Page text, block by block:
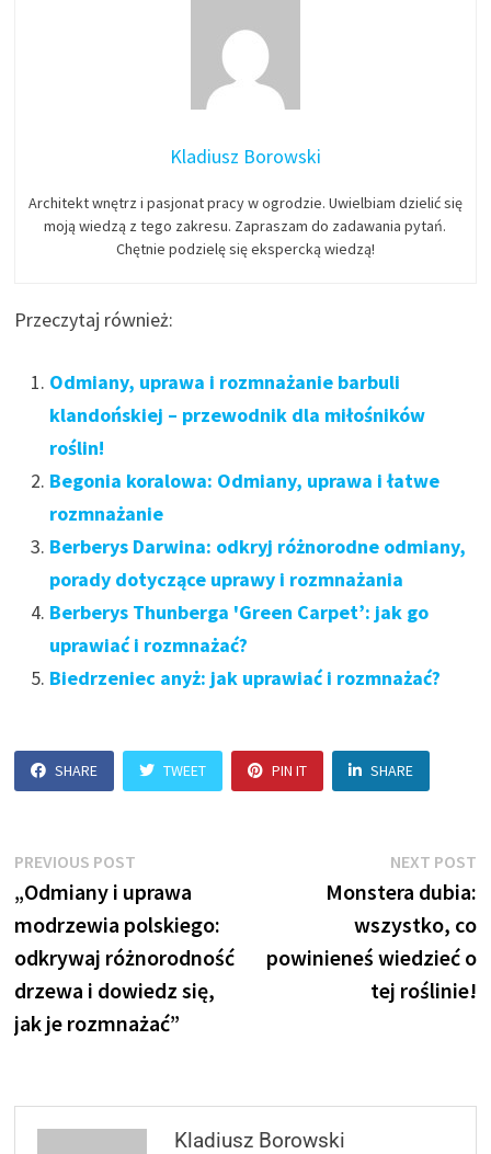
Kladiusz Borowski
Architekt wnętrz i pasjonat pracy w ogrodzie. Uwielbiam dzielić się
moją wiedzą z tego zakresu. Zapraszam do zadawania pytań.
Chętnie podzielę się ekspercką wiedzą!
Przeczytaj również:
Odmiany, uprawa i rozmnażanie barbuli
klandońskiej – przewodnik dla miłośników
roślin!
Begonia koralowa: Odmiany, uprawa i łatwe
rozmnażanie
Berberys Darwina: odkryj różnorodne odmiany,
porady dotyczące uprawy i rozmnażania
Berberys Thunberga 'Green Carpet’: jak go
uprawiać i rozmnażać?
Biedrzeniec anyż: jak uprawiać i rozmnażać?
SHARE TWEET PIN IT SHARE
Nawigacja
wpisu
PREVIOUS POST
post:
„Odmiany i uprawa
modrzewia polskiego:
odkrywaj różnorodność
drzewa i dowiedz się,
jak je rozmnażać”
NEXT POST
Monstera dubia:
wszystko, co
powinieneś wiedzieć o
tej roślinie!
Kladiusz Borowski